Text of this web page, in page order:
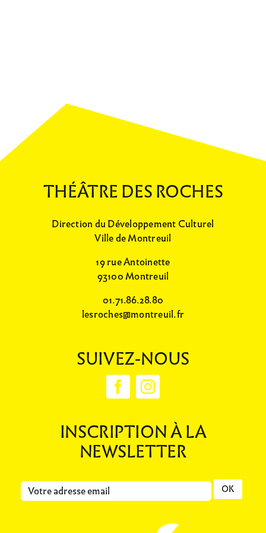
THÉÂTRE DES ROCHES
Direction du Développement Culturel
Ville de Montreuil
19 rue Antoinette
93100 Montreuil
01.71.86.28.80
lesroches@montreuil.fr
SUIVEZ-NOUS
INSCRIPTION À LA
NEWSLETTER